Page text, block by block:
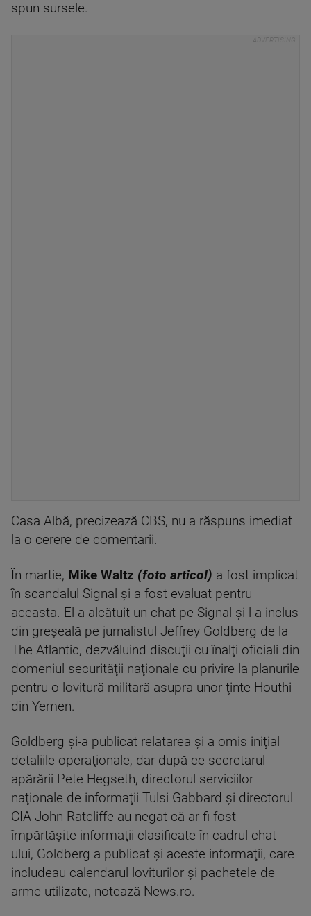
spun sursele.
Casa Albă, precizează CBS, nu a răspuns imediat
la o cerere de comentarii.
În martie, Mike Waltz (foto articol) a fost implicat
în scandalul Signal şi a fost evaluat pentru
aceasta. El a alcătuit un chat pe Signal şi l-a inclus
din greşeală pe jurnalistul Jeffrey Goldberg de la
The Atlantic, dezvăluind discuţii cu înalţi oficiali din
domeniul securităţii naţionale cu privire la planurile
pentru o lovitură militară asupra unor ţinte Houthi
din Yemen.
Goldberg şi-a publicat relatarea şi a omis iniţial
detaliile operaţionale, dar după ce secretarul
apărării Pete Hegseth, directorul serviciilor
naţionale de informaţii Tulsi Gabbard şi directorul
CIA John Ratcliffe au negat că ar fi fost
împărtăşite informaţii clasificate în cadrul chat-
ului, Goldberg a publicat şi aceste informaţii, care
includeau calendarul loviturilor şi pachetele de
arme utilizate, notează News.ro.